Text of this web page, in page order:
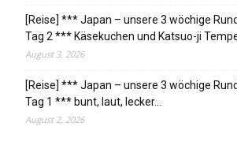
[Reise] *** Japan – unsere 3 wöchige
Tag 2 *** Käsekuchen und Katsuo-ji
August 3, 2026
[Reise] *** Japan – unsere 3 wöchige
Tag 1 *** bunt, laut, lecker…
August 2, 2026